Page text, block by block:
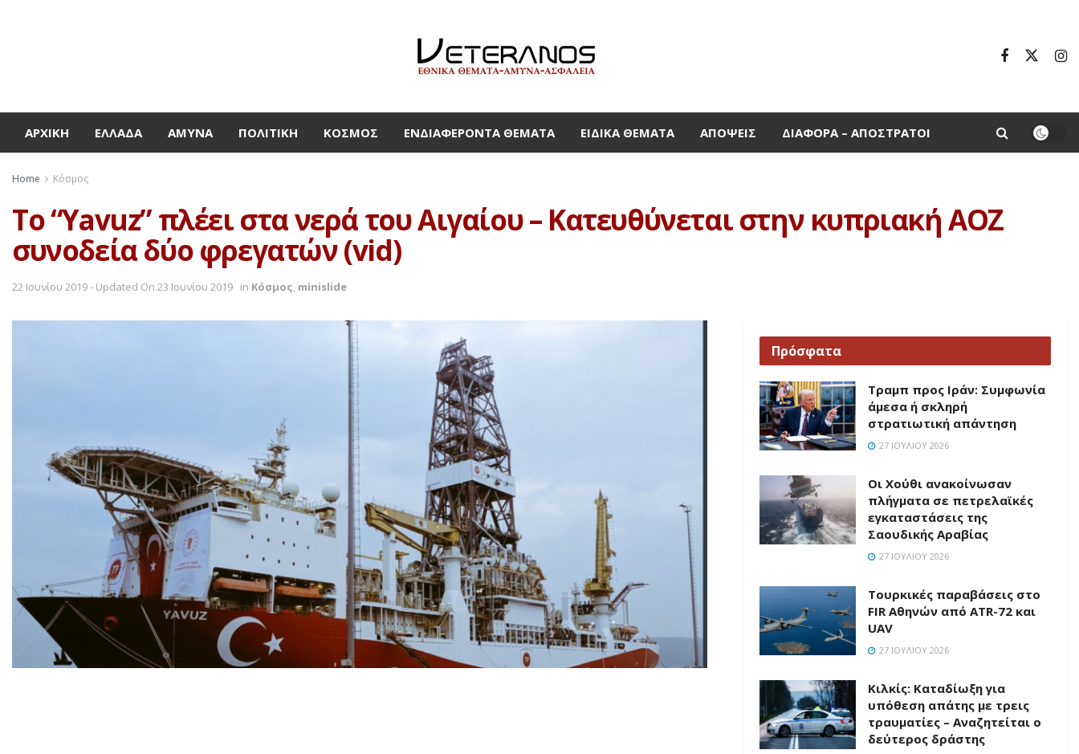
ΑΡΧΙΚΉ ΕΛΛΆΔΑ ΆΜΥΝΑ ΠΟΛΙΤΙΚΉ ΚΌΣΜΟΣ ΕΝΔΙΑΦΈΡΟΝΤΑ ΘΈΜΑΤΑ ΕΙΔΙΚΆ ΘΈΜΑΤΑ ΑΠΌΨΕΙΣ ΔΙΆΦΟΡΑ – ΑΠΌΣΤΡΑΤΟΙ
Home Κόσμος
Το “Yavuz” πλέει στα νερά του Αιγαίου – Κατευθύνεται στην κυπριακή ΑΟΖ
συνοδεία δύο φρεγατών (vid)
22 Ιουνίου 2019 - Updated On 23 Ιουνίου 2019 in Κόσμος, minislide
Πρόσφατα
Τραμπ προς Ιράν: Συμφωνία
άμεσα ή σκληρή
στρατιωτική απάντηση
27 ΙΟΥΛΊΟΥ 2026
Οι Χούθι ανακοίνωσαν
πλήγματα σε πετρελαϊκές
εγκαταστάσεις της
Σαουδικής Αραβίας
27 ΙΟΥΛΊΟΥ 2026
Τουρκικές παραβάσεις στο
FIR Αθηνών από ATR-72 και
UAV
27 ΙΟΥΛΊΟΥ 2026
Κιλκίς: Καταδίωξη για
υπόθεση απάτης με τρεις
τραυματίες – Αναζητείται ο
δεύτερος δράστης